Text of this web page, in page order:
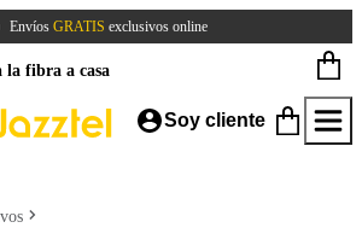
Envíos GRATIS exclusivos online
la fibra a casa
Soy cliente